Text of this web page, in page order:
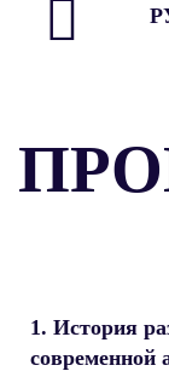
1. История
современной